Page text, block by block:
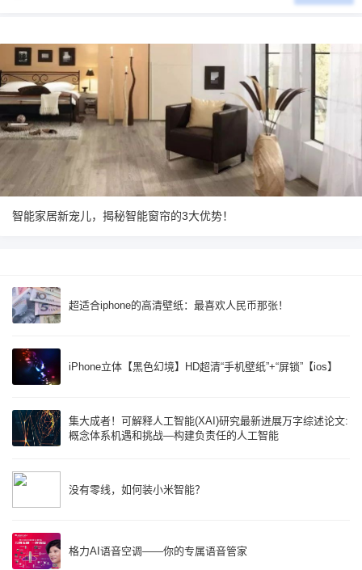
智能家居新宠儿，揭秘智能窗帘的3大优势！
超适合iphone的高清壁纸：最喜欢人民币那张！
iPhone立体【黑色幻境】HD超清“手机壁纸”+“屏锁”【ios】
集大成者！可解释人工智能(XAI)研究最新进展万字综述论文:
概念体系机遇和挑战—构建负责任的人工智能
没有零线，如何装小米智能？
格力AI语音空调——你的专属语音管家